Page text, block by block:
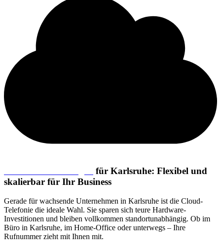
für Karlsruhe: Flexibel und
skalierbar für Ihr Business
Gerade für wachsende Unternehmen in Karlsruhe ist die Cloud-
Telefonie die ideale Wahl. Sie sparen sich teure Hardware-
Investitionen und bleiben vollkommen standortunabhängig. Ob im
Büro in Karlsruhe, im Home-Office oder unterwegs – Ihre
Rufnummer zieht mit Ihnen mit.